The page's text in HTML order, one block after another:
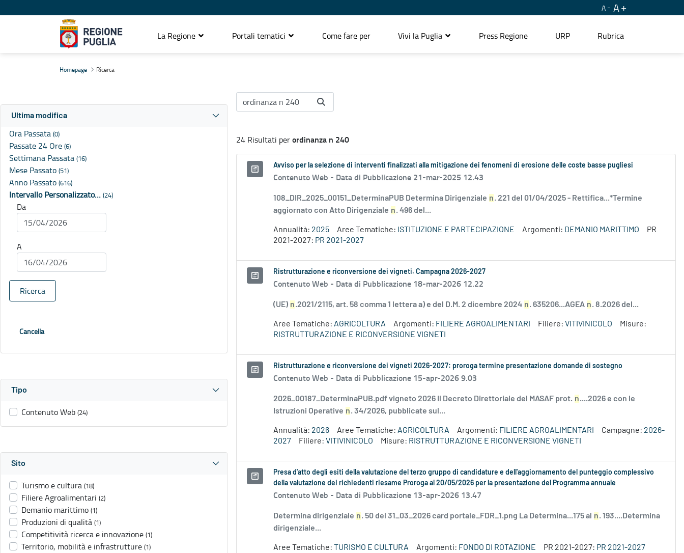
A A
La Regione Portali tematici Come fare per Vivi la Puglia Press Regione URP Rubrica
Homepage Ricerca
Ultima modifica
Ora Passata (0)
Passate 24 Ore (6)
Settimana Passata (16)
Mese Passato (51)
Anno Passato (616)
Intervallo Personalizzato… (24)
Da
A
Ricerca
Cancella
Tipo
Contenuto Web (24)
Sito
Turismo e cultura (18)
Filiere Agroalimentari (2)
Demanio marittimo (1)
Produzioni di qualità (1)
Competitività ricerca e innovazione (1)
Territorio, mobilità e infrastrutture (1)
24 Risultati perordinanza n 240
Avviso per la selezione di interventi finalizzati alla mitigazione dei fenomeni di erosione delle coste basse pugliesi
Contenuto Web - Data di Pubblicazione 21-mar-2025 12.43
108_DIR_2025_00151_DeterminaPUB Determina Dirigenziale n. 221 del 01/04/2025 - Rettifica...*Termine
aggiornato con Atto Dirigenziale n. 496 del...
Annualità: 2025 Aree Tematiche: ISTITUZIONE E PARTECIPAZIONE Argomenti: DEMANIO MARITTIMO
PR
2021-2027: PR 2021-2027
Ristrutturazione e riconversione dei vigneti. Campagna 2026-2027
Contenuto Web - Data di Pubblicazione 18-mar-2026 12.22
(UE) n.2021/2115, art. 58 comma 1 lettera a) e del D.M. 2 dicembre 2024 n. 635206...AGEA n. 8.2026 del...
Aree Tematiche: AGRICOLTURA Argomenti: FILIERE AGROALIMENTARI Filiere: VITIVINICOLO
Misure:
RISTRUTTURAZIONE E RICONVERSIONE VIGNETI
Ristrutturazione e riconversione dei vigneti 2026-2027: proroga termine presentazione domande di sostegno
Contenuto Web - Data di Pubblicazione 15-apr-2026 9.03
2026_00187_DeterminaPUB.pdf vigneto 2026 Il Decreto Direttoriale del MASAF prot. n....2026 e con le
Istruzioni Operative n. 34/2026, pubblicate sul...
Annualità: 2026 Aree Tematiche: AGRICOLTURA Argomenti: FILIERE AGROALIMENTARI Campagne: 2026-
2027
Filiere: VITIVINICOLO Misure: RISTRUTTURAZIONE E RICONVERSIONE VIGNETI
Presa d'atto degli esiti della valutazione del terzo gruppo di candidature e dell'aggiornamento del punteggio complessivo
della valutazione dei richiedenti riesame Proroga al 20/05/2026 per la presentazione del Programma annuale
Contenuto Web - Data di Pubblicazione 13-apr-2026 13.47
Determina dirigenziale n. 50 del 31_03_2026 card portale_FDR_1.png La Determina...175 al n. 193....Determina
dirigenziale...
Aree Tematiche: TURISMO E CULTURA Argomenti: FONDO DI ROTAZIONE PR 2021-2027: PR 2021-2027